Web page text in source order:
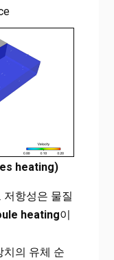
heating)
저항성은 물질
heating이
치의 유체 순